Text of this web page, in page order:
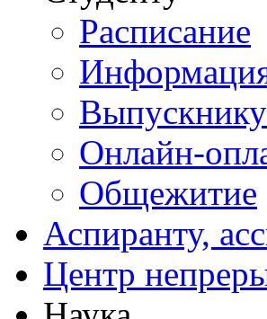
Расписание
Выпускнику
Онлайн-
Общежитие
Аспиранту,
Центр